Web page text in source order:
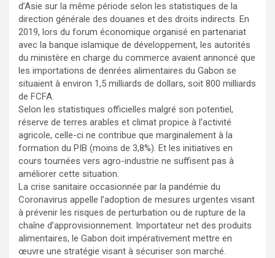
d’Asie sur la même période selon les statistiques de la
direction générale des douanes et des droits indirects. En
2019, lors du forum économique organisé en partenariat
avec la banque islamique de développement, les autorités
du ministère en charge du commerce avaient annoncé que
les importations de denrées alimentaires du Gabon se
situaient à environ 1,5 milliards de dollars, soit 800 milliards
de FCFA.
Selon les statistiques officielles malgré son potentiel,
réserve de terres arables et climat propice à l’activité
agricole, celle-ci ne contribue que marginalement à la
formation du PIB (moins de 3,8%). Et les initiatives en
cours tournées vers agro-industrie ne suffisent pas à
améliorer cette situation.
La crise sanitaire occasionnée par la pandémie du
Coronavirus appelle l’adoption de mesures urgentes visant
à prévenir les risques de perturbation ou de rupture de la
chaîne d’approvisionnement. Importateur net des produits
alimentaires, le Gabon doit impérativement mettre en
œuvre une stratégie visant à sécuriser son marché.